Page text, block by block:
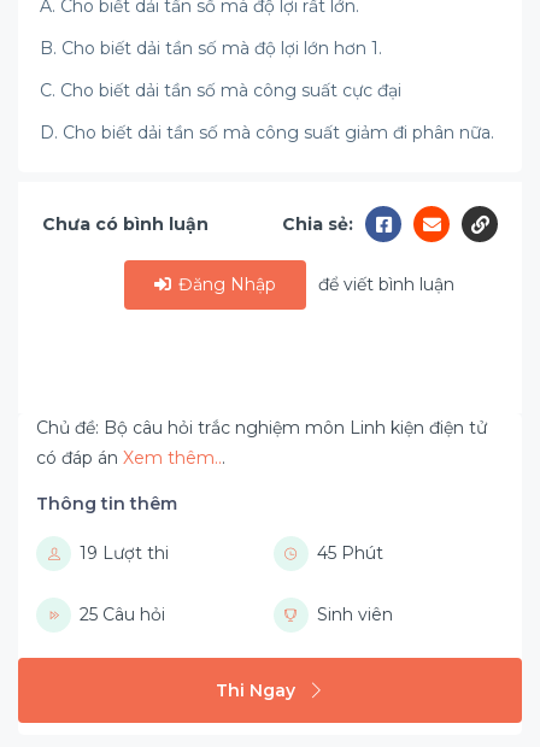
A. Cho biết dải tần số mà độ lợi rất lớn.
B. Cho biết dải tần số mà độ lợi lớn hơn 1.
C. Cho biết dải tần số mà công suất cực đại
D. Cho biết dải tần số mà công suất giảm đi phân nữa.
Chưa có bình luận Chia sẻ:
Đăng Nhập để viết bình luận
Chủ đề: Bộ câu hỏi trắc nghiệm môn Linh kiện điện tử
có đáp án Xem thêm...
Thông tin thêm
19 Lượt thi 45 Phút
25 Câu hỏi Sinh viên
Thi Ngay